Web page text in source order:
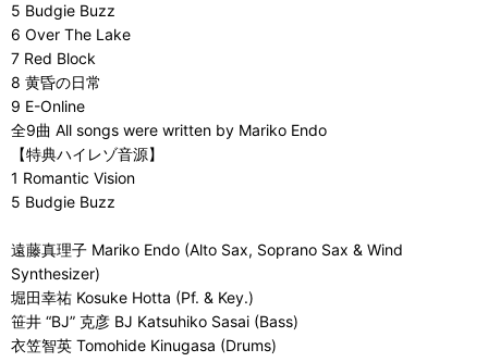
5 Budgie Buzz
6 Over The Lake
7 Red Block
8 黄昏の日常
9 E-Online
全9曲 All songs were written by Mariko Endo
【特典ハイレゾ音源】
1 Romantic Vision
5 Budgie Buzz
遠藤真理子 Mariko Endo (Alto Sax, Soprano Sax & Wind
Synthesizer)
堀田幸祐 Kosuke Hotta (Pf. & Key.)
笹井 “BJ” 克彦 BJ Katsuhiko Sasai (Bass)
衣笠智英 Tomohide Kinugasa (Drums)